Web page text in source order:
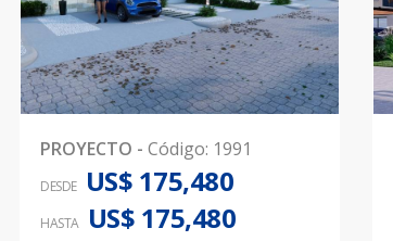
PROYECTO - Código: 1991
DESDE US$ 175,480
HASTA US$ 175,480